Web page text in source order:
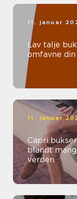
11. januar
Lav talje
omfavne
11. januar
Capri
blandt
verden